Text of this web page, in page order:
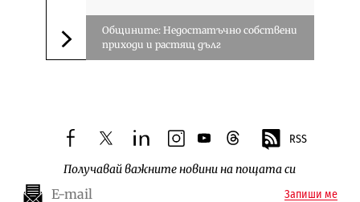
Следваща новина
Общините: Недостатъчно собствени
приходи и растящ дълг
facebooktwitterlinkedininstagram
youtubethreads RSS
Получавай важните новини на пощата си
Запиши ме